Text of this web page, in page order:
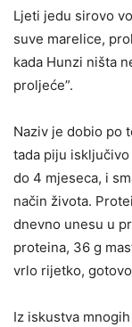
Ljeti jedu sirovo
suve marelice,
kada Hunzi ništa
proljeće”.
Naziv je dobio po
tada piju
do 4 mjeseca, i
način života.
dnevno unesu u
proteina, 36 g
vrlo rijetko,
Iz iskustva